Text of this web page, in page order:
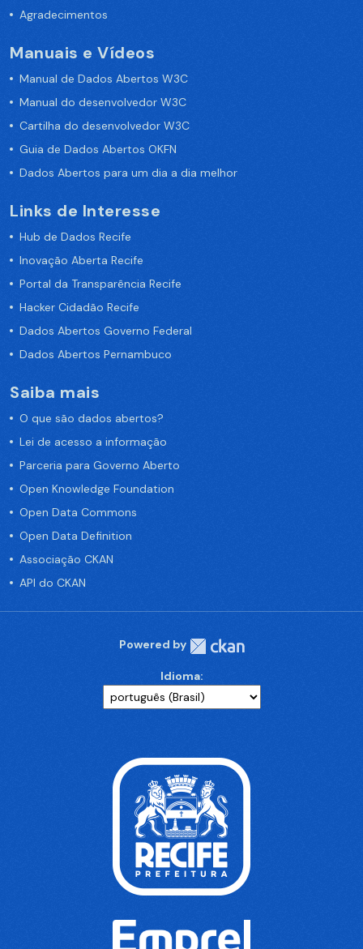
Agradecimentos
Manuais e Vídeos
Manual de Dados Abertos W3C
Manual do desenvolvedor W3C
Cartilha do desenvolvedor W3C
Guia de Dados Abertos OKFN
Dados Abertos para um dia a dia melhor
Links de Interesse
Hub de Dados Recife
Inovação Aberta Recife
Portal da Transparência Recife
Hacker Cidadão Recife
Dados Abertos Governo Federal
Dados Abertos Pernambuco
Saiba mais
O que são dados abertos?
Lei de acesso a informação
Parceria para Governo Aberto
Open Knowledge Foundation
Open Data Commons
Open Data Definition
Associação CKAN
API do CKAN
Powered by
Idioma